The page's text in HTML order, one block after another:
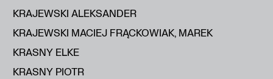
KRAJEWSKI ALEKSANDER
KRAJEWSKI MACIEJ FRĄCKOWIAK, MAREK
KRASNY ELKE
KRASNY PIOTR